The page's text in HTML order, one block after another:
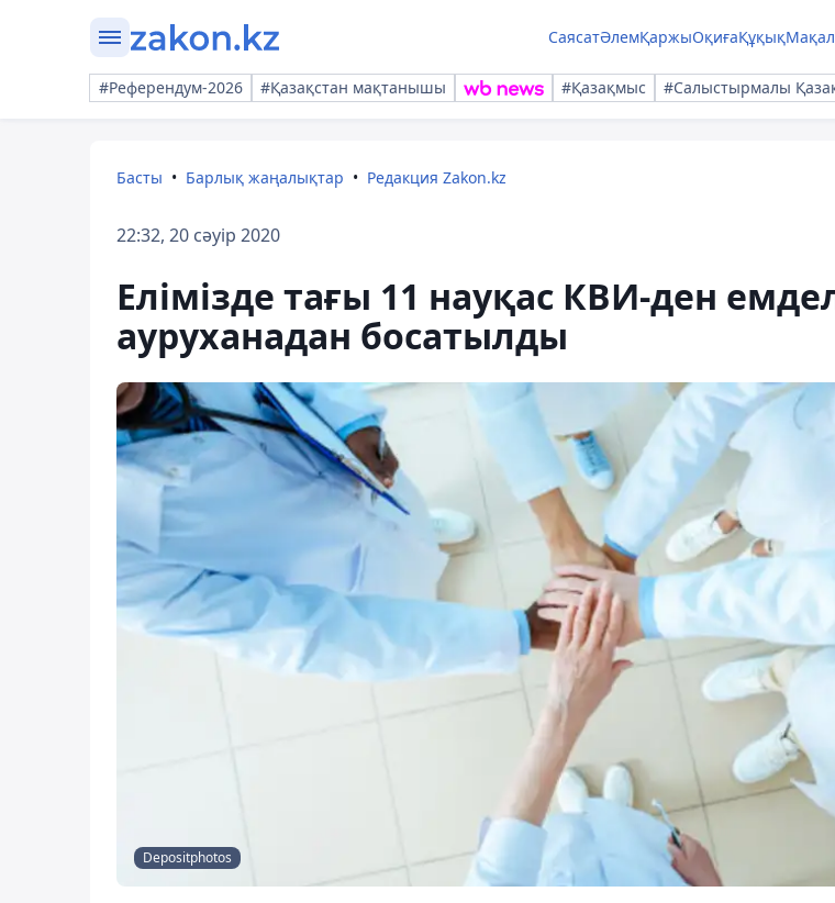
СаясатӘлемҚаржыОқиғаҚұқық
#Референдум-2026 #Қазақстан мақтанышы #Қазақмыс #Салыстырмалы
Басты Барлық жаңалықтар Редакция Zakon.kz
22:32, 20 сәуір 2020
Елімізде тағы 11 науқас КВИ-ден
ауруханадан босатылды
Depositphotos